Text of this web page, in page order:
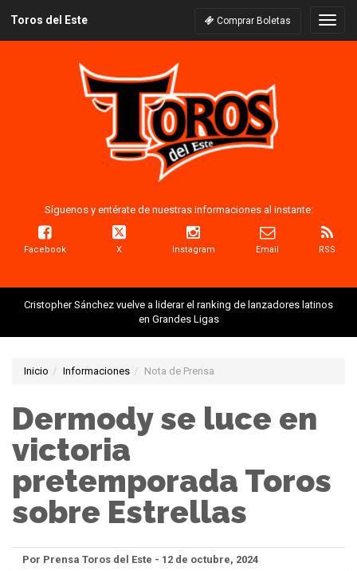
Toros del Este Comprar Boletas
Síguenos y entérate de nuestras informaciones al instante:
Facebook X Instagram Email RSS
Cristopher Sánchez vuelve a liderar el ranking de lanzadores latinos
en Grandes Ligas
Inicio Informaciones Nota de Prensa
Dermody se luce en
victoria
pretemporada Toros
sobre Estrellas
Por Prensa Toros del Este - 12 de octubre, 2024